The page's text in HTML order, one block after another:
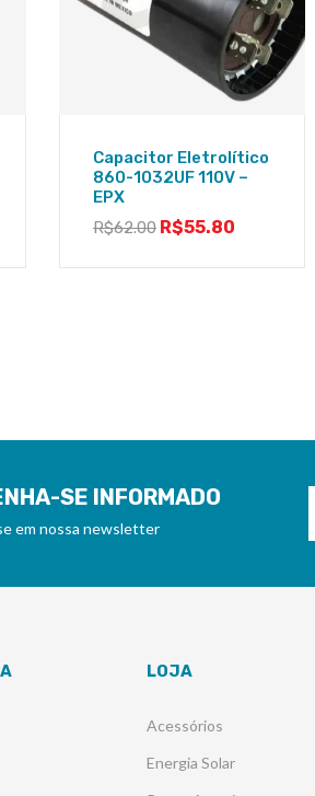
Capacitor Eletrolítico
860-1032UF 110V –
EPX
R$62.00 R$55.80
SE INFORMADO
em nossa newsletter
LOJA
Acessórios
Energia Solar